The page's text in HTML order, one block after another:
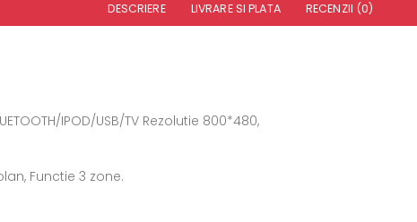
DESCRIERE LIVRARE SI PLATA RECENZII (0)
IPOD/USB/TV Rezolutie 800*480,
Functie 3 zone.